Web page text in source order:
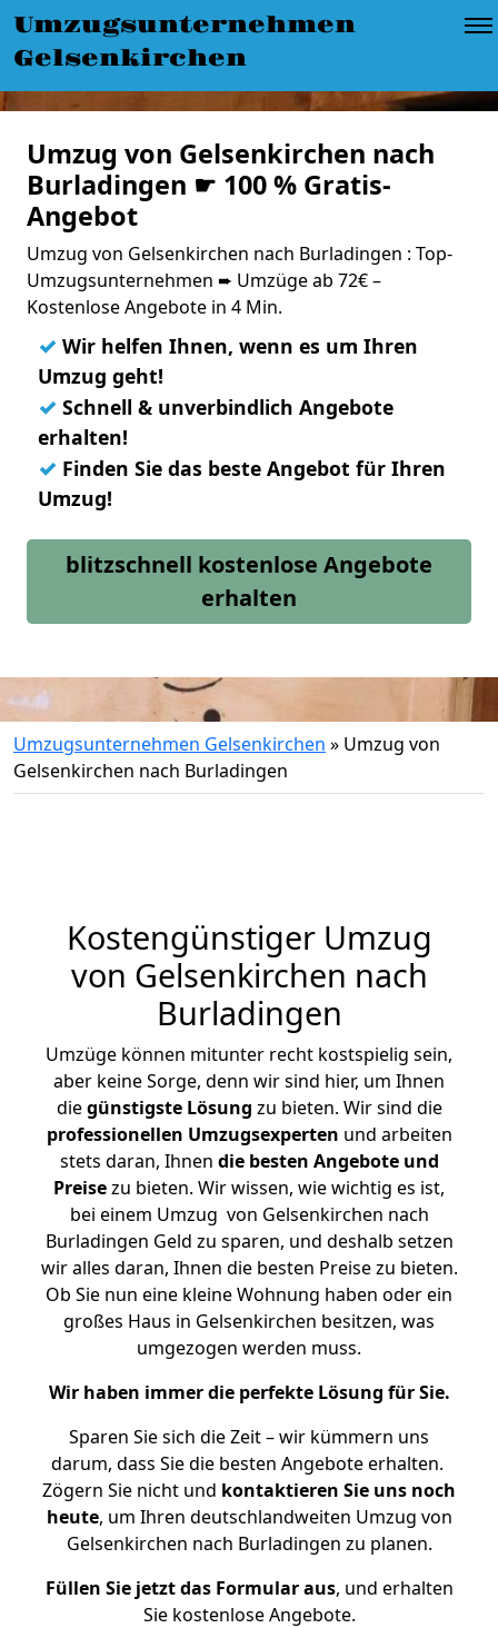
Umzugsunternehmen
Gelsenkirchen
Umzug von Gelsenkirchen nach
Burladingen ☛ 100 % Gratis-
Angebot
Umzug von Gelsenkirchen nach Burladingen : Top-
Umzugsunternehmen ➨ Umzüge ab 72€ –
Kostenlose Angebote in 4 Min.
✓ Wir helfen Ihnen, wenn es um Ihren
Umzug geht!
✓ Schnell & unverbindlich Angebote
erhalten!
✓ Finden Sie das beste Angebot für Ihren
Umzug!
blitzschnell kostenlose Angebote
erhalten
Umzugsunternehmen Gelsenkirchen » Umzug von
Gelsenkirchen nach Burladingen
Kostengünstiger Umzug
von Gelsenkirchen nach
Burladingen
Umzüge können mitunter recht kostspielig sein,
aber keine Sorge, denn wir sind hier, um Ihnen
diegünstigste Lösung zu bieten. Wir sind die
professionellen Umzugsexperten und arbeiten
stets daran, Ihnen die besten Angebote und
Preisezu bieten. Wir wissen, wie wichtig es ist,
bei einem Umzug von Gelsenkirchen nach
Burladingen Geld zu sparen, und deshalb setzen
wir alles daran, Ihnen die besten Preise zu bieten.
Ob Sie nun eine kleine Wohnung haben oder ein
großes Haus in Gelsenkirchen besitzen, was
umgezogen werden muss.
Wir haben immer die perfekte Lösung für Sie.
Sparen Sie sich die Zeit – wir kümmern uns
darum, dass Sie die besten Angebote erhalten.
Zögern Sie nicht und kontaktieren Sie uns noch
heute, um Ihren deutschlandweiten Umzug von
Gelsenkirchen nach Burladingen zu planen.
Füllen Sie jetzt das Formular aus, und erhalten
Sie kostenlose Angebote.